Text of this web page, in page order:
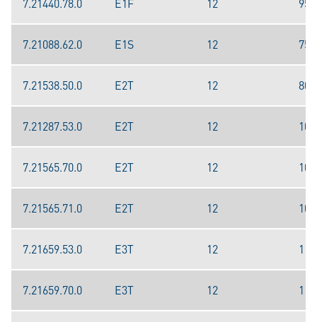
7.21440.78.0 E1F 12 95
7.21088.62.0 E1S 12 75
7.21538.50.0 E2T 12 80
7.21287.53.0 E2T 12 100
7.21565.70.0 E2T 12 100
7.21565.71.0 E2T 12 100
7.21659.53.0 E3T 12 110
7.21659.70.0 E3T 12 110